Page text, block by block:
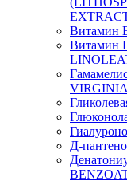
Витамин
Витамин
Д-